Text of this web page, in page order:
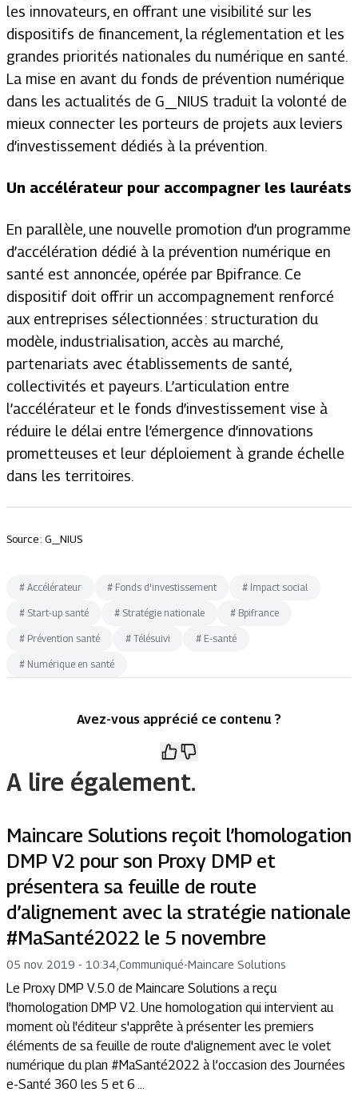
les innovateurs, en offrant une visibilité sur les
dispositifs de financement, la réglementation et les
grandes priorités nationales du numérique en santé.
La mise en avant du fonds de prévention numérique
dans les actualités de G_NIUS traduit la volonté de
mieux connecter les porteurs de projets aux leviers
d’investissement dédiés à la prévention.
Un accélérateur pour accompagner les lauréats
En parallèle, une nouvelle promotion d’un programme
d’accélération dédié à la prévention numérique en
santé est annoncée, opérée par Bpifrance. Ce
dispositif doit offrir un accompagnement renforcé
aux entreprises sélectionnées : structuration du
modèle, industrialisation, accès au marché,
partenariats avec établissements de santé,
collectivités et payeurs. L’articulation entre
l’accélérateur et le fonds d’investissement vise à
réduire le délai entre l’émergence d’innovations
prometteuses et leur déploiement à grande échelle
dans les territoires.
Source : G_NIUS
# Accélérateur # Fonds d'investissement # Impact social
# Start-up santé # Stratégie nationale # Bpifrance
# Prévention santé # Télésuivi # E-santé
# Numérique en santé
Avez-vous apprécié ce contenu ?
A lire également.
Maincare Solutions reçoit l’homologation
DMP V2 pour son Proxy DMP et
présentera sa feuille de route
d’alignement avec la stratégie nationale
#MaSanté2022 le 5 novembre
05 nov. 2019 - 10:34 Communiqué-Maincare Solutions
Le Proxy DMP V.5.0 de Maincare Solutions a reçu
l'homologation DMP V2. Une homologation qui intervient au
moment où l'éditeur s'apprête à présenter les premiers
éléments de sa feuille de route d'alignement avec le volet
numérique du plan #MaSanté2022 à l’occasion des Journées
e-Santé 360 les 5 et 6 ...